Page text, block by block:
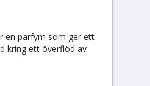
en parfym som ger ett
kring ett överflöd av